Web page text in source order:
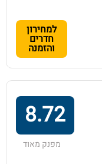
למחירון
חדרים
והזמנה
8.72
מפנק מאוד